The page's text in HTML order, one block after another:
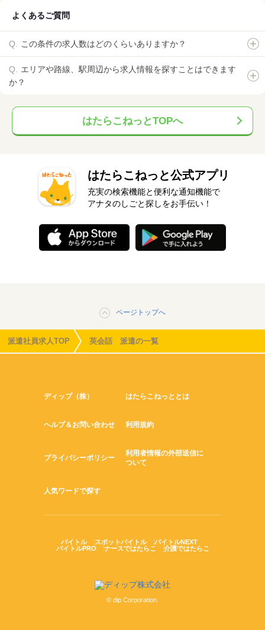
よくあるご質問
この条件の求人数はどのくらいありますか？
エリアや路線、駅周辺から求人情報を探すことはできます
か？
はたらこねっとTOPへ
はたらこねっと公式アプリ
充実の検索機能と便利な通知機能で
アナタのしごと探しをお手伝い！
ページトップへ
派遣社員求人TOP 英会話 派遣の一覧
ディップ（株） はたらこねっととは
ヘルプ＆お問い合わせ 利用規約
プライバシーポリシー
利用者情報の外部送信に
ついて
人気ワードで探す
バイトル スポットバイトル
バイトルNEXT
バイトルPRO
ナースではたらこ 介護ではたらこ
© dip Corporation.